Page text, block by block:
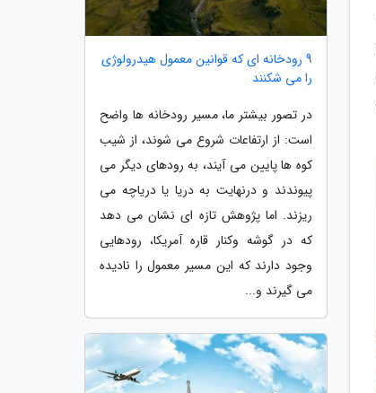
9 رودخانه ای که قوانین معمول هیدرولوژی
را می شکنند
در تصور بیشتر ما، مسیر رودخانه ها واضح
است: از ارتفاعات شروع می شوند، از شیب
کوه ها پایین می آیند، به رودهای دیگر می
پیوندند و درنهایت به دریا یا دریاچه می
ریزند. اما پژوهش تازه ای نشان می دهد
که در گوشه وکنار قاره آمریکا، رودهایی
وجود دارند که این مسیر معمول را نادیده
می گیرند و...